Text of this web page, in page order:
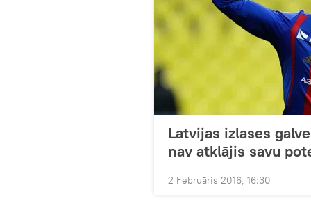
Latvijas izlases
nav atklājis savu
2 Februāris 2016, 16:30